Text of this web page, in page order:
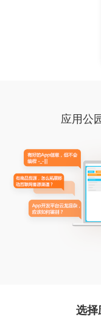
应用公
选择